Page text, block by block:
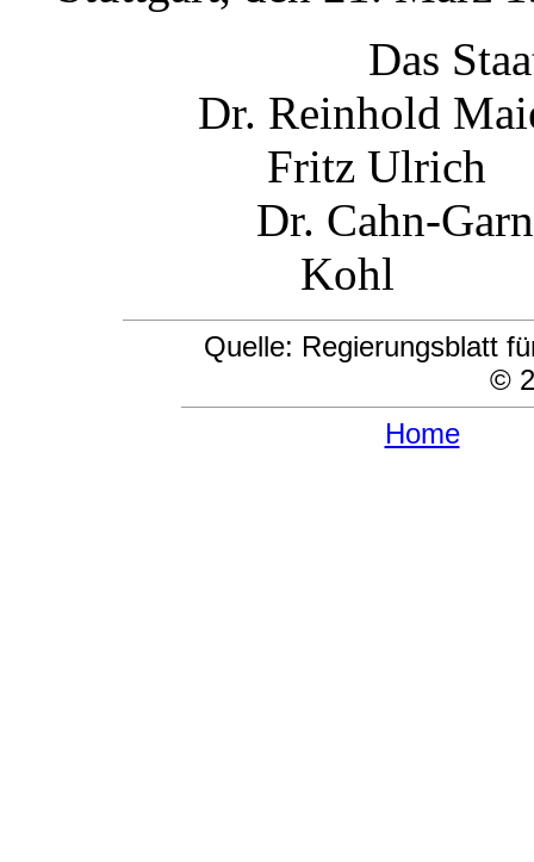
Das
Dr. Reinhold
Fritz
Dr.
Kohl
Quelle: Regierungsblatt
©
Home